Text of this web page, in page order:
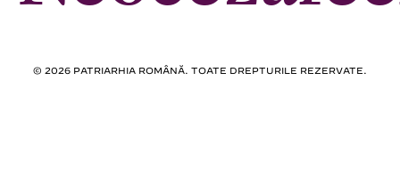
© 2026 PATRIARHIA ROMÂNĂ. TOATE DREPTURILE REZERVATE.